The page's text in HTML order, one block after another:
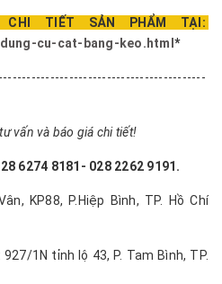
CHI TIẾT SẢN PHẨM TẠI:
cu-cat-bang-keo.html*
vấn và báo giá chi tiết!
6274 8181- 028 2262 9191.
KP88, P.Hiệp Bình, TP. Hồ Chí
1N tỉnh lộ 43, P. Tam Bình, TP.